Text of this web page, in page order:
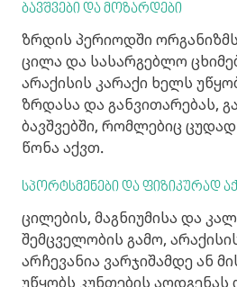
ბავშვები და მოზარდები
ზრდის პერიოდში
ცილა და სასარგებლო
არაქისის კარაქი ხელს
ზრდასა და განვითარებას,
ბავშვებში, რომლებიც
წონა აქვთ.
სპორტსმენები და ფიზიკურად
ცილების, მაგნიუმისა და
შემცველობის გამო,
არჩევანია ვარჯიშამდე ან
უწყობს კუნთების აღდგენას